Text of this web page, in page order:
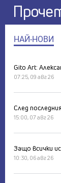
НАЙ-НОВИ
Gito Art:
07:25, 09 авг 26
След
15:00, 07 авг 26
Защо всички
10:30, 06 авг 26